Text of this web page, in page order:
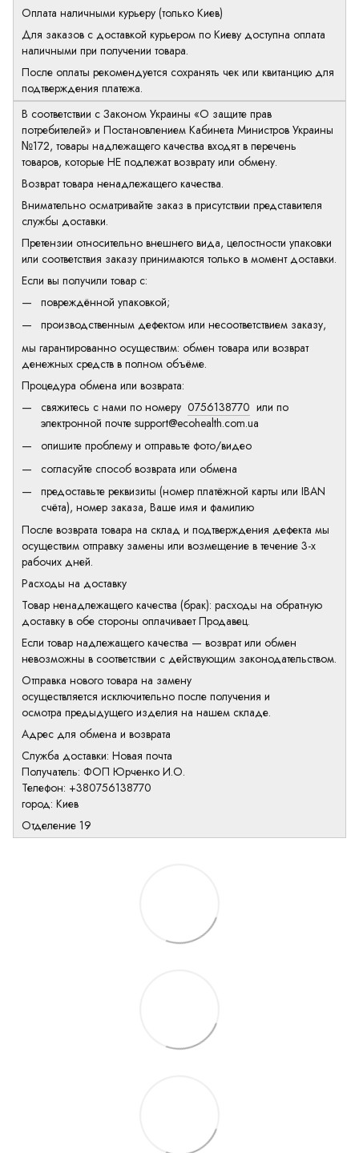
Оплата наличными курьеру (только Киев)
Для заказов с доставкой курьером по Киеву доступна оплата
наличными при получении товара.
После оплаты рекомендуется сохранять чек или квитанцию для
подтверждения платежа.
В соответствии с Законом Украины «О защите прав
потребителей» и Постановлением Кабинета Министров Украины
№172, товары надлежащего качества входят в перечень
товаров, которые НЕ подлежат возврату или обмену.
Возврат товара ненадлежащего качества.
Внимательно осматривайте заказ в присутствии представителя
службы доставки.
Претензии относительно внешнего вида, целостности упаковки
или соответствия заказу принимаются только в момент доставки.
Если вы получили товар с:
повреждённой упаковкой;
производственным дефектом или несоответствием заказу,
мы гарантированно осуществим: обмен товара или возврат
денежных средств в полном объёме.
Процедура обмена или возврата:
свяжитесь с нами по номеру 0756138770 или по
электронной почте support@ecohealth.com.ua
опишите проблему и отправьте фото/видео
согласуйте способ возврата или обмена
предоставьте реквизиты (номер платёжной карты или IBAN
счёта), номер заказа, Ваше имя и фамилию
После возврата товара на склад и подтверждения дефекта мы
осуществим отправку замены или возмещение в течение 3-х
рабочих дней.
Расходы на доставку
Товар ненадлежащего качества (брак): расходы на обратную
доставку в обе стороны оплачивает Продавец.
Если товар надлежащего качества — возврат или обмен
невозможны в соответствии с действующим законодательством.
Отправка нового товара на замену
осуществляется исключительно после получения и
осмотра предыдущего изделия на нашем складе.
Адрес для обмена и возврата
Служба доставки: Новая почта
Получатель: ФОП Юрченко И.О.
Телефон: +380756138770
город: Киев
Отделение 19